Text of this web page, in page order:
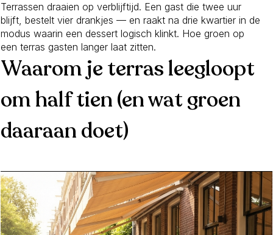
Terrassen draaien op verblijftijd. Een gast die twee uur
blijft, bestelt vier drankjes — en raakt na drie kwartier in de
modus waarin een dessert logisch klinkt. Hoe groen op
een terras gasten langer laat zitten.
Waarom je terras leegloopt
om half tien (en wat groen
daaraan doet)